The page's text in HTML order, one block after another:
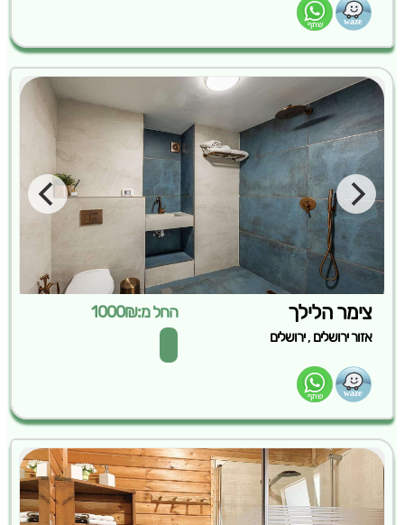
צימר הלילך החל מ:1000₪
אזור ירושלים ,ירושלים